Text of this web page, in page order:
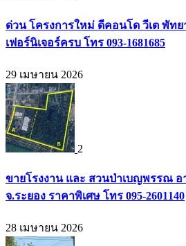
ด่วน โครงการใหม่ ดีคอนโด วีเต พัท
เฟอร์นิเจอร์ครบ โทร 093-1681685
29 เมษายน 2026
2
ขายโรงงาน และ สวนป่าเบญพรรณ อ
จ.ระยอง ราคาพิเศษ โทร 095-2601140
28 เมษายน 2026